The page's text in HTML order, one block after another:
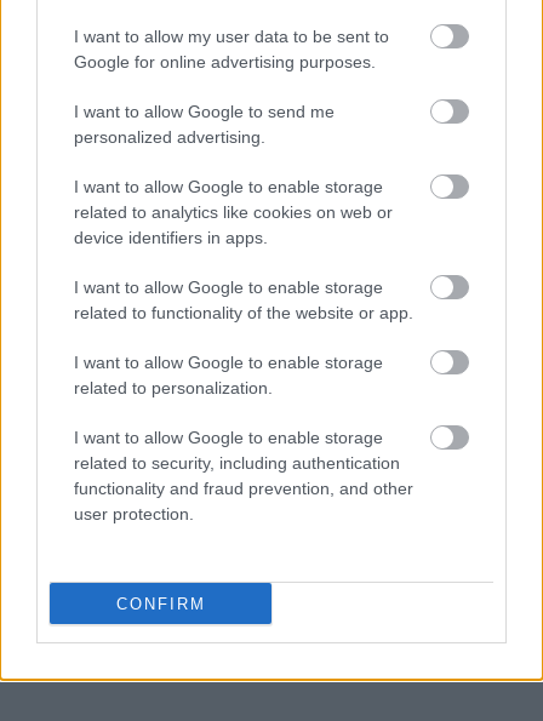
I want to allow my user data to be sent to
Google for online advertising purposes.
I want to allow Google to send me
personalized advertising.
I want to allow Google to enable storage
related to analytics like cookies on web or
device identifiers in apps.
I want to allow Google to enable storage
related to functionality of the website or app.
I want to allow Google to enable storage
related to personalization.
I want to allow Google to enable storage
related to security, including authentication
functionality and fraud prevention, and other
user protection.
CONFIRM